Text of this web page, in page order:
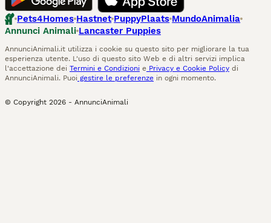
Pets4Homes Hastnet PuppyPlaats MundoAnimalia
Annunci Animali Lancaster Puppies
AnnunciAnimali.it utilizza i cookie su questo sito per migliorare la tua
esperienza utente. L'uso di questo sito Web e di altri servizi implica
l'accettazione dei Termini e Condizioni e Privacy e Cookie Policy di
AnnunciAnimali. Puoi gestire le preferenze in ogni momento.
© Copyright 2026 - AnnunciAnimali